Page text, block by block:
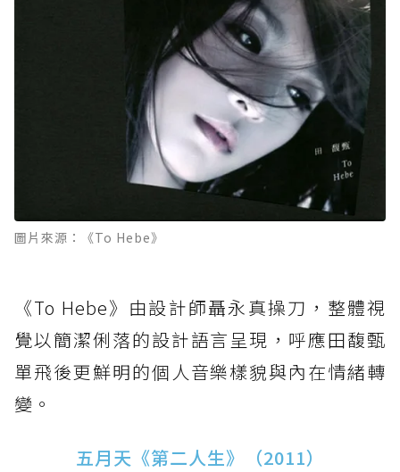
圖片來源：《To Hebe》
《To Hebe》由設計師聶永真操刀，整體視
覺以簡潔俐落的設計語言呈現，呼應田馥甄
單飛後更鮮明的個人音樂樣貌與內在情緒轉
變。
五月天《第二人生》（2011）